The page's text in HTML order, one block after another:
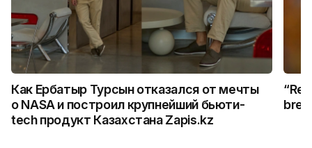
Как Ербатыр Турсын отказался от мечты
о NASA и построил крупнейший бьюти-
tech продукт Казахстана Zapis.kz